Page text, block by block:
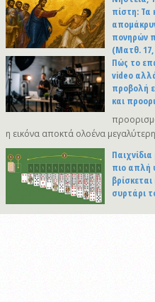
πίστη: Τα
πονηρών
(Ματθ. 17,
Πώς το
video
προβολή
και
η εικόνα αποκτά ολοένα
πιο απλή
συρτάρι